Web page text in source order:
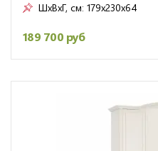
ШxВxГ, см: 179x230x64
189 700 руб